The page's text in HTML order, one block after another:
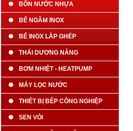
BỒN NƯỚC NHỰA
BỂ NGẦM INOX
BỂ INOX LẮP GHÉP
THÁI DƯƠNG NĂNG
BƠM NHIỆT - HEATPUMP
MÁY LỌC NƯỚC
THIẾT BỊ BẾP CÔNG NGHIỆP
SEN VÒI